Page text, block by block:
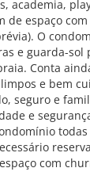
academia,
de espaço
O
e guarda-sol
Conta
e bem
seguro e
e
com